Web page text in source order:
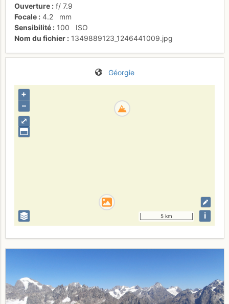
Ouverture
f/ 7.9
Focale
4.2
mm
Sensibilité
100
ISO
Nom du fichier
1349889123_1246441009.jpg
Géorgie
⤢
+
–
5 km i